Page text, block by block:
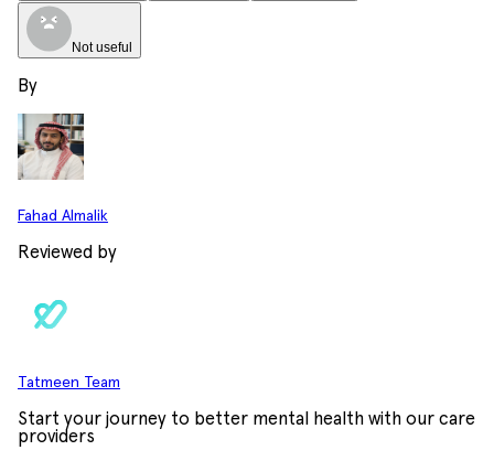
Not useful
By
Fahad Almalik
Reviewed by
Tatmeen Team
Start your journey to better mental health with our care
providers